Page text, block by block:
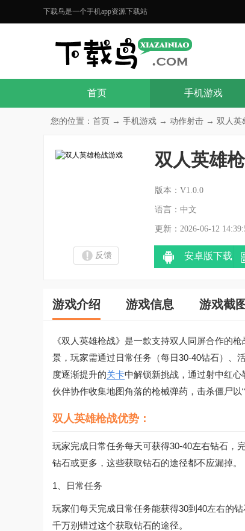
下载鸟是一个手机app资源下载站
首页 手机游戏
您的位置： 首页 → 手机游戏 → 动作射击 → 双人英
双人英雄
版本：V1.0.0
语言：中文
更新：2026-06-12
反馈 安卓版下载
游戏介绍 游戏信息 游戏截图
《双人英雄枪战》是一款支持双人同屏合作的
景，玩家需通过日常任务（每日30-40钻石）、
度逐渐提升的关卡中解锁新挑战，通过射中红
伙伴协作收集地图角落的枪械弹药，击杀僵尸以
双人英雄枪战优势：
玩家完成日常任务每天可获得30-40左右钻石，
钻石或更多，这些获取钻石的途径都不应漏掉。
1、日常任务
玩家们每天完成日常任务能获得30到40左右的
千万别错过这个获取钻石的途径。